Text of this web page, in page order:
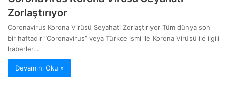
Zorlaştırıyor
Coronavirus Korona Virüsü Seyahati Zorlaştırıyor Tüm dünya son
bir haftadır “Coronavirus” veya Türkçe ismi ile Korona Virüsü ile ilgili
haberler…
Devamını Oku »